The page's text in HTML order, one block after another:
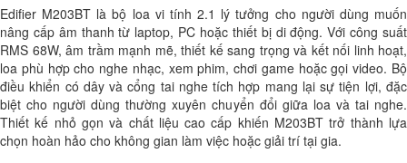
Edifier M203BT là bộ loa vi tính 2.1 lý tưởng cho người dùng muốn
nâng cấp âm thanh từ laptop, PC hoặc thiết bị di động. Với công suất
RMS 68W, âm trầm mạnh mẽ, thiết kế sang trọng và kết nối linh hoạt,
loa phù hợp cho nghe nhạc, xem phim, chơi game hoặc gọi video. Bộ
điều khiển có dây và cổng tai nghe tích hợp mang lại sự tiện lợi, đặc
biệt cho người dùng thường xuyên chuyển đổi giữa loa và tai nghe.
Thiết kế nhỏ gọn và chất liệu cao cấp khiến M203BT trở thành lựa
chọn hoàn hảo cho không gian làm việc hoặc giải trí tại gia.